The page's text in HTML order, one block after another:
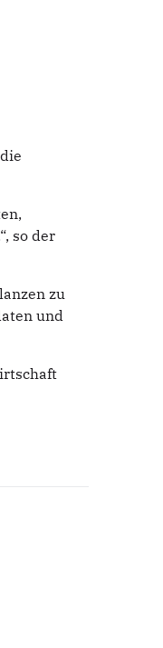
so der
zu
und